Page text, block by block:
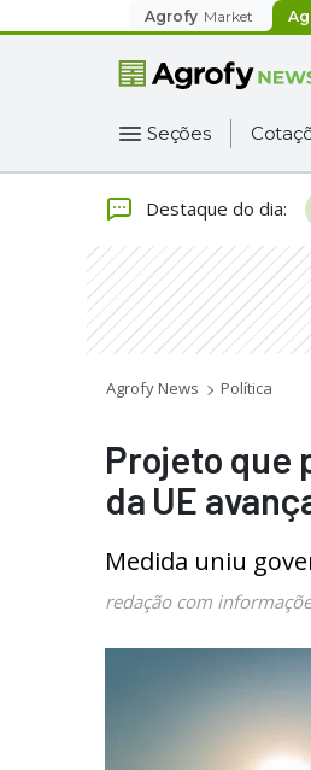
Agrofy Market
Seções
Destaque do dia:
Agrofy News Política
Projeto que
da UE
Medida uniu
redação com